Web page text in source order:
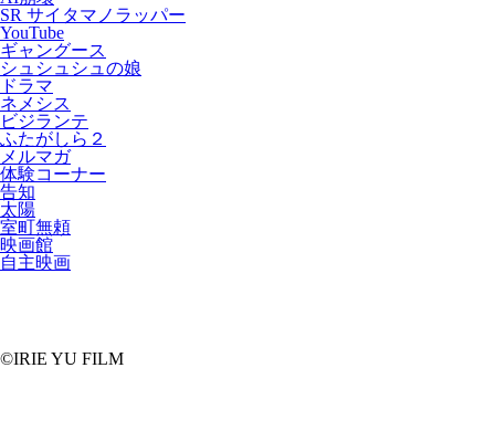
SR サイタマノラッパー
YouTube
ギャングース
シュシュシュの娘
ドラマ
ネメシス
ビジランテ
ふたがしら２
メルマガ
体験コーナー
告知
太陽
室町無頼
映画館
自主映画
©IRIE YU FILM